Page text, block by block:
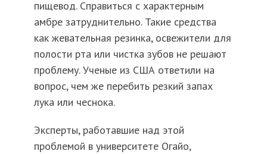
пищевод. Справиться с характерным
амбре затруднительно. Такие средства
как жевательная резинка, освежители для
полости рта или чистка зубов не решают
проблему. Ученые из США ответили на
вопрос, чем же перебить резкий запах
лука или чеснока.
Эксперты, работавшие над этой
проблемой в университете Огайо,